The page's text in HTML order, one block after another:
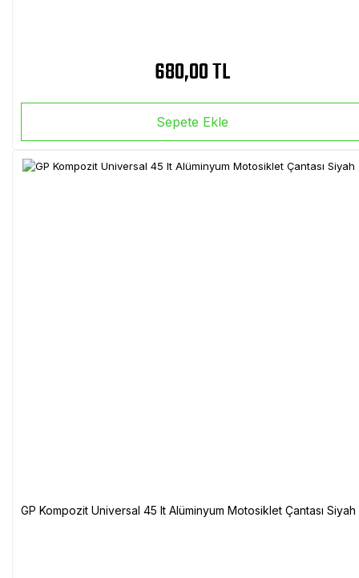
680,00 TL
Sepete Ekle
GP Kompozit Universal 45 lt Alüminyum Motosiklet Çantası Siyah